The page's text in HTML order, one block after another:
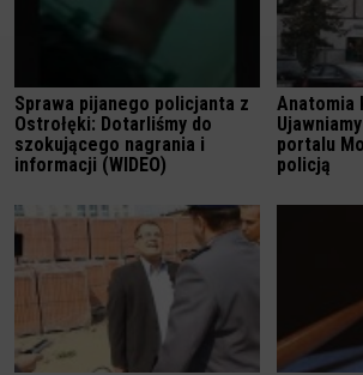
Sprawa pijanego policjanta z
Ostrołęki: Dotarliśmy do
szokującego nagrania i
informacji (WIDEO)
Anatomia
portalu
policją